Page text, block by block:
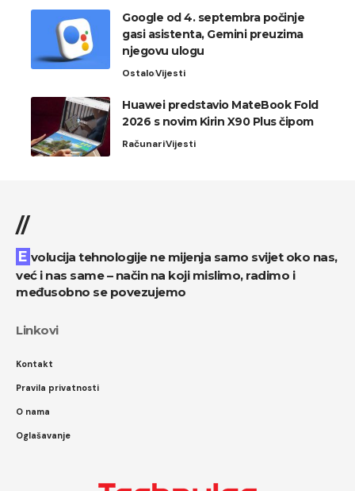
Google od 4. septembra počinje
gasi asistenta, Gemini preuzima
njegovu ulogu
OstaloVijesti
Huawei predstavio MateBook Fold
2026 s novim Kirin X90 Plus čipom
RačunariVijesti
//
Evolucija tehnologije ne mijenja samo svijet oko nas,
već i nas same – način na koji mislimo, radimo i
međusobno se povezujemo
Linkovi
Kontakt
Pravila privatnosti
O nama
Oglašavanje